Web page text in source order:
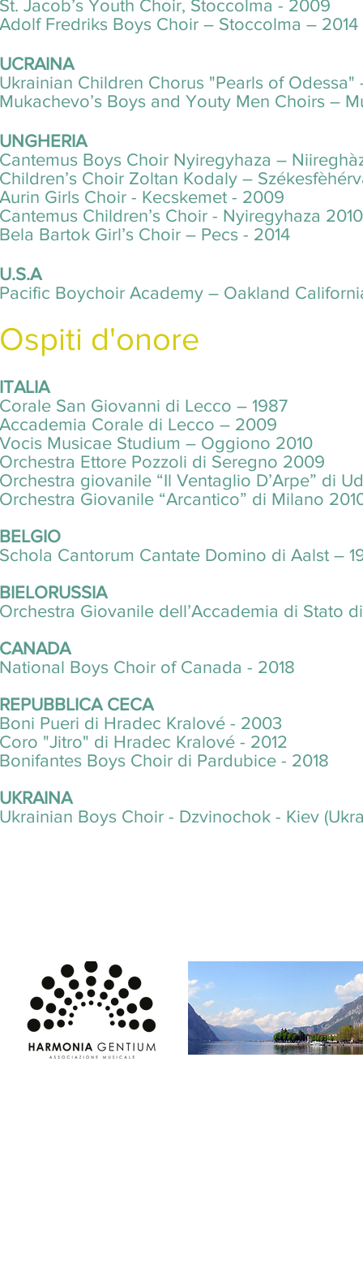
St. Jacob’s Youth Choir, Stoccolma - 2009
Adolf Fredriks Boys Choir – Stoccolma – 2014
UCRAINA
Ukrainian Children Chorus "Pearls of Odessa"
Mukachevo’s Boys and Youty Men Choirs –
UNGHERIA
Cantemus Boys Choir Nyiregyhaza –
Children’s Choir Zoltan Kodaly –
Aurin Girls Choir - Kecskemet - 2009
Cantemus Children’s Choir - Nyiregyhaza 2010
Bela Bartok Girl’s Choir – Pecs - 2014
U.S.A
Pacific Boychoir Academy – Oakland
Ospiti d'onore
ITALIA
Corale San Giovanni di Lecco – 1987
Accademia Corale di Lecco – 2009
Vocis Musicae Studium – Oggiono 2010
Orchestra Ettore Pozzoli di Seregno 2009
Orchestra giovanile “Il Ventaglio D’Arpe” di
Orchestra Giovanile “Arcantico” di Milano
BELGIO
Schola Cantorum Cantate Domino di Aalst –
BIELORUSSIA
Orchestra Giovanile dell’Accademia di Stato
CANADA
National Boys Choir of Canada - 2018
REPUBBLICA CECA
Boni Pueri di Hradec Kralové - 2003
Coro "Jitro" di Hradec Kralové - 2012
Bonifantes Boys Choir di Pardubice - 2018
UKRAINA
Ukrainian Boys Choir - Dzvinochok - Kiev